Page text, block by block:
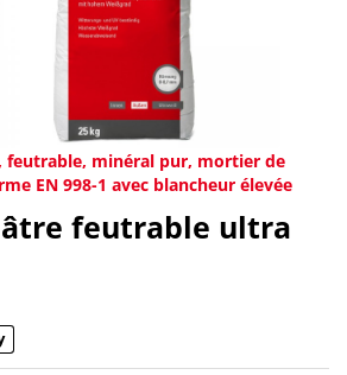
feutrable, minéral pur, mortier de
EN 998-1 avec blancheur élevée
feutrable ultra